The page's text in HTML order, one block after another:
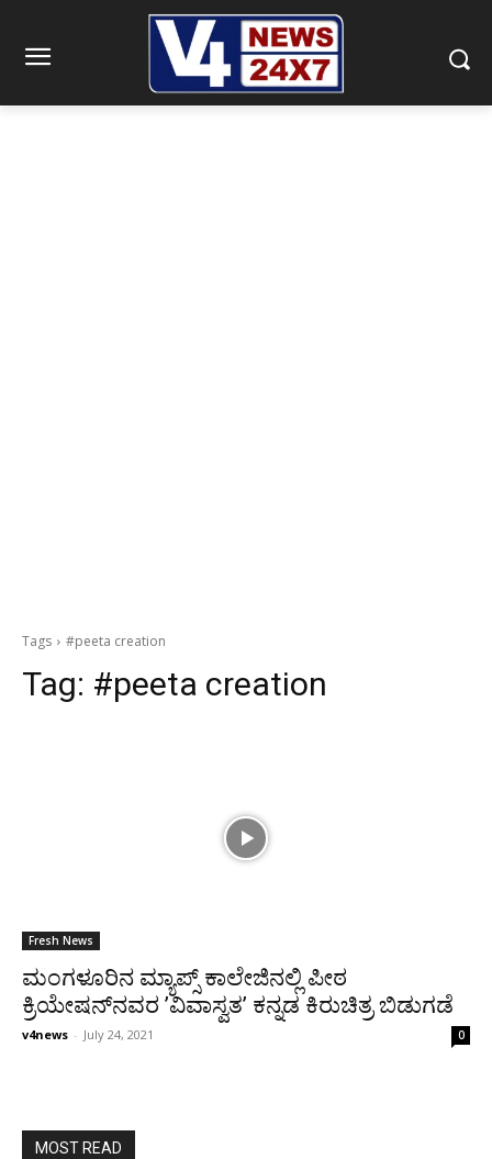
Tags #peeta creation
Tag: #peeta creation
Fresh News
ಮಂಗಳೂರಿನ ಮ್ಯಾಪ್ಸ್ ಕಾಲೇಜಿನಲ್ಲಿ ಪೀಠ
ಕ್ರಿಯೇಷನ್‌ನವರ ’ವಿವಾಸ್ವತ’ ಕನ್ನಡ ಕಿರುಚಿತ್ರ ಬಿಡುಗಡೆ
v4news - July 24, 2021 0
MOST READ